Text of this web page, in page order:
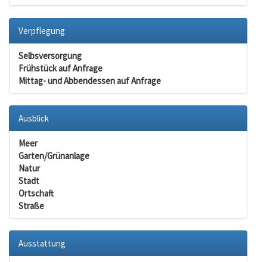
Verpflegung
Selbsversorgung
Frühstück auf Anfrage
Mittag- und Abbendessen auf Anfrage
Ausblick
Meer
Garten/Grünanlage
Natur
Stadt
Ortschaft
Straße
Ausstattung